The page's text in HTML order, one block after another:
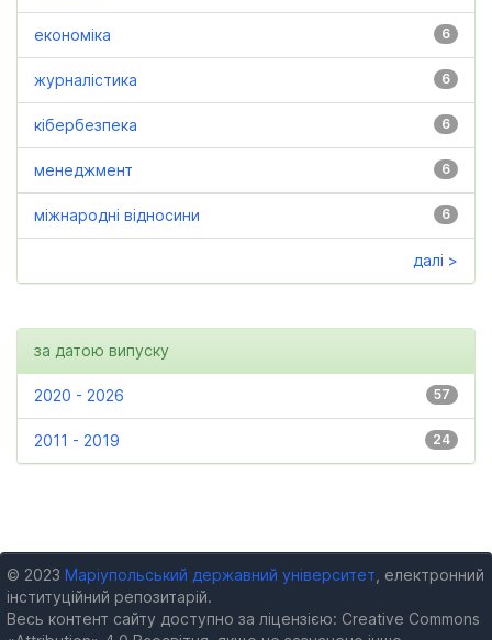
6
економіка
6
журналістика
6
кібербезпека
6
менеджмент
6
міжнародні відносини
далі >
за датою випуску
57
2020 - 2026
24
2011 - 2019
© 2023 Маріупольський державний університет , електронний
інституційний репозитарій.
Весь контент сайту доступно за ліцензією: Creative Commons